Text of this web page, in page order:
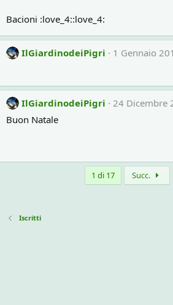
Bacioni :love_4::love_4:
IlGiardinodeiPigri 1 Gennaio
IlGiardinodeiPigri
24 Dicembre
Buon Natale
1 di 17 Succ.
Iscritti